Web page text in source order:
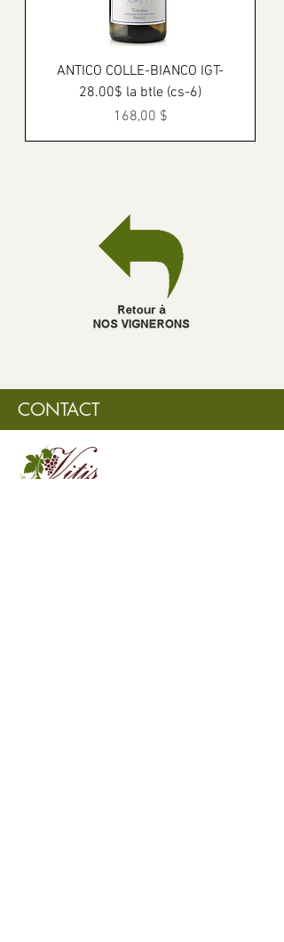
ANTICO COLLE-BIANCO IGT-
28.00$ la btle (cs-6)
Prix
168,00 $
CONTACT